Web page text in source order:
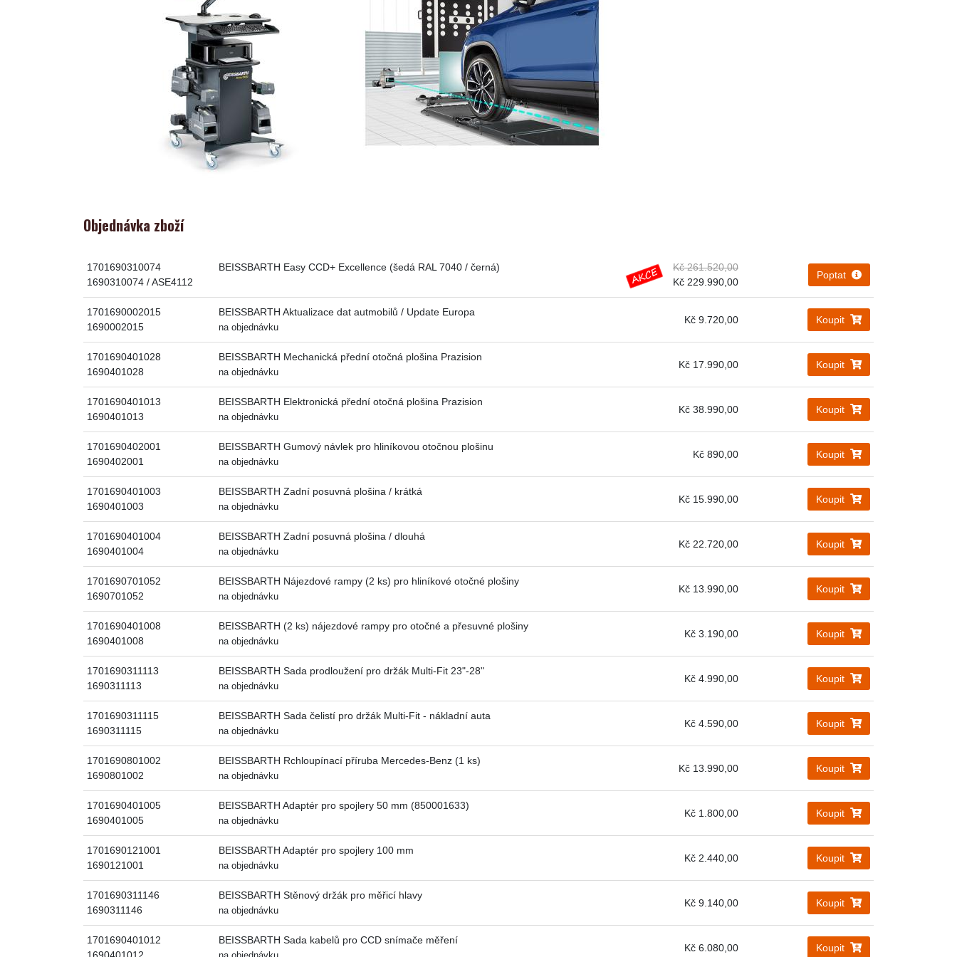
Objednávka zboží
1701690310074
1690310074 / ASE4112
BEISSBARTH Easy CCD+ Excellence (šedá RAL 7040 / černá)
Kč 261.520,00
Kč 229.990,00
Poptat
1701690002015
1690002015
BEISSBARTH Aktualizace dat autmobilů / Update Europa
na objednávku
Kč 9.720,00 Koupit
1701690401028
1690401028
BEISSBARTH Mechanická přední otočná plošina Prazision
na objednávku
Kč 17.990,00 Koupit
1701690401013
1690401013
BEISSBARTH Elektronická přední otočná plošina Prazision
na objednávku
Kč 38.990,00 Koupit
1701690402001
1690402001
BEISSBARTH Gumový návlek pro hliníkovou otočnou plošinu
na objednávku
Kč 890,00 Koupit
1701690401003
1690401003
BEISSBARTH Zadní posuvná plošina / krátká
na objednávku
Kč 15.990,00 Koupit
1701690401004
1690401004
BEISSBARTH Zadní posuvná plošina / dlouhá
na objednávku
Kč 22.720,00 Koupit
1701690701052
1690701052
BEISSBARTH Nájezdové rampy (2 ks) pro hliníkové otočné plošiny
na objednávku
Kč 13.990,00 Koupit
1701690401008
1690401008
BEISSBARTH (2 ks) nájezdové rampy pro otočné a přesuvné plošiny
na objednávku
Kč 3.190,00 Koupit
1701690311113
1690311113
BEISSBARTH Sada prodloužení pro držák Multi-Fit 23"-28"
na objednávku
Kč 4.990,00 Koupit
1701690311115
1690311115
BEISSBARTH Sada čelistí pro držák Multi-Fit - nákladní auta
na objednávku
Kč 4.590,00 Koupit
1701690801002
1690801002
BEISSBARTH Rchloupínací příruba Mercedes-Benz (1 ks)
na objednávku
Kč 13.990,00 Koupit
1701690401005
1690401005
BEISSBARTH Adaptér pro spojlery 50 mm (850001633)
na objednávku
Kč 1.800,00 Koupit
1701690121001
1690121001
BEISSBARTH Adaptér pro spojlery 100 mm
na objednávku
Kč 2.440,00 Koupit
1701690311146
1690311146
BEISSBARTH Stěnový držák pro měřicí hlavy
na objednávku
Kč 9.140,00 Koupit
1701690401012
BEISSBARTH Sada kabelů pro CCD snímače měření
Kč 6.080,00 Koupit